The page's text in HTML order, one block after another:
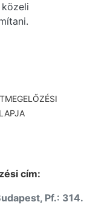
cím:
Pf.: 314.